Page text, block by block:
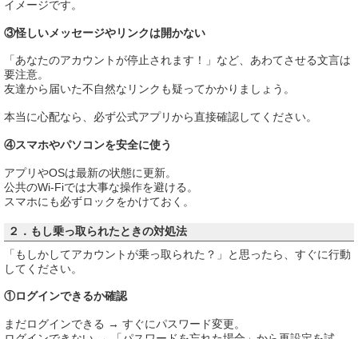
イメージです。
③怪しいメッセージやリンクは開かない
「あなたのアカウントが停止されます！」など、あわてさせる文言は
要注意。
友達から届いた不自然なリンクも疑ってかかりましょう。
本当に心配なら、必ず公式アプリから直接確認してください。
④スマホやパソコンを安全に使う
アプリやOSは最新の状態に更新。
公共のWi-Fiでは大事な操作を避ける。
スマホにも必ずロックをかけておく。
２．もし乗っ取られたときの対処法
「もしかしてアカウントが乗っ取られた？」と思ったら、すぐに行動
してください。
①ログインできるか確認
まだログインできる → すぐにパスワード変更。